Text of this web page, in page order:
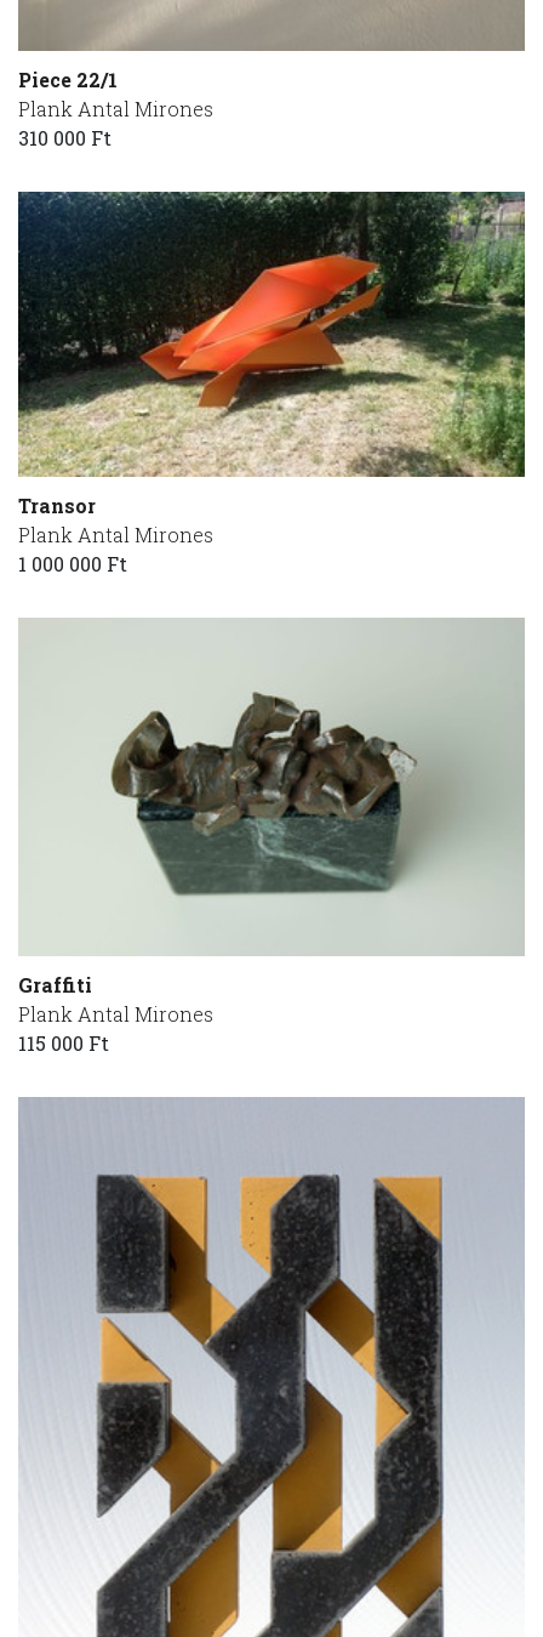
Piece 22/1
Plank Antal Mirones
310 000 Ft
Transor
Plank Antal Mirones
1 000 000 Ft
Graffiti
Plank Antal Mirones
115 000 Ft